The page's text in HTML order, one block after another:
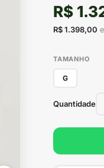
R$
R$ 1.398,00
TAMANHO
G
Quantidade